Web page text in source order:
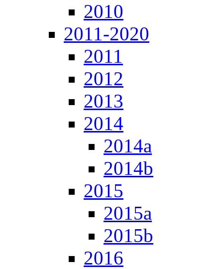
2010
2011-2020
2011
2012
2013
2014
2014a
2014b
2015
2015a
2015b
2016